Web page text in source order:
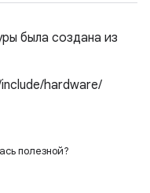
была создана из
hardware/
полезной?